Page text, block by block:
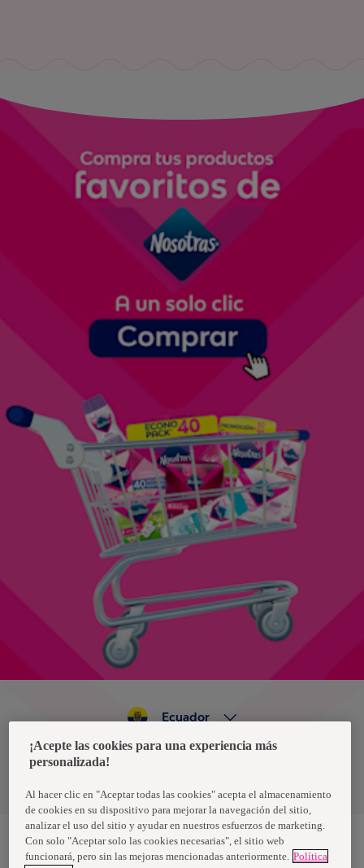
Política de privacidad de datos
Ecuador
¡Acepte las cookies para una experiencia más
personalizada!
Al hacer clic en "Aceptar todas las cookies" acepta el almacenamiento
de cookies en su dispositivo para mejorar la navegación del sitio,
analizar el uso del sitio y ayudar en nuestros esfuerzos de marketing.
Con solo "Aceptar solo las cookies necesarias", el sitio web
funcionará, pero sin las mejoras mencionadas anteriormente. Política